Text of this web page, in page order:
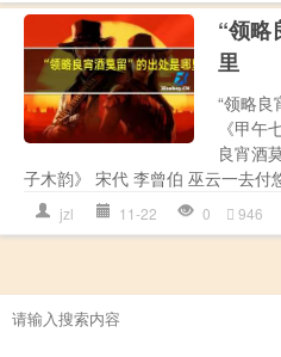
“领略
里
“领略良
《甲午
良宵酒
子木韵》 宋代 李曾伯 巫云一去付
jzl 11-22 0 946